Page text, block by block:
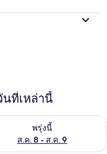
นที่เหล่านี้
- ส.ค. 8พรุ่งนี้
ส.ค. 8 - ส.ค. 9
อบจำนวนห้องพักว่างใน